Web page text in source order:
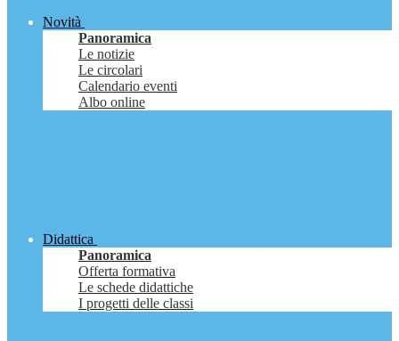
Novità
Panoramica
Le notizie
Le circolari
Calendario eventi
Albo online
Didattica
Panoramica
Offerta formativa
Le schede didattiche
I progetti delle classi